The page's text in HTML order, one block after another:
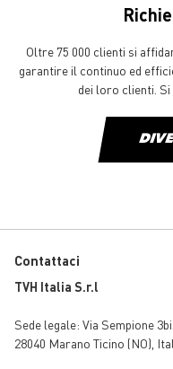
Oltre 75 000 clienti si
garantire il continuo ed
dei loro clienti. Si
Contattaci
TVH Italia S.r.l
Sede legale: Via Sempione
28040 Marano Ticino (NO)